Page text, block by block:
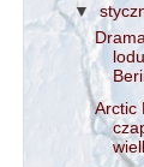
▼
Arctic